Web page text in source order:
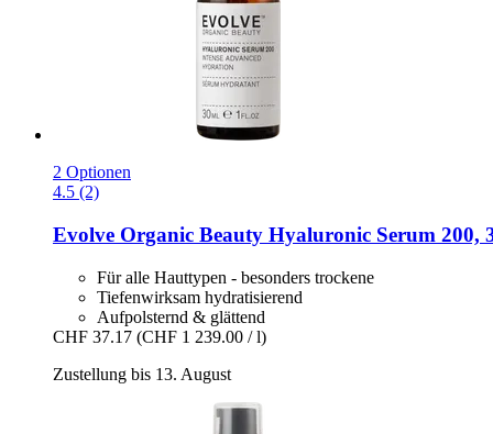
2 Optionen
4.5 (2)
Evolve Organic Beauty Hyaluronic Serum 200,
Für alle Hauttypen - besonders trockene
Tiefenwirksam hydratisierend
Aufpolsternd & glättend
CHF 37.17 (CHF 1 239.00 / l)
Zustellung bis 13. August